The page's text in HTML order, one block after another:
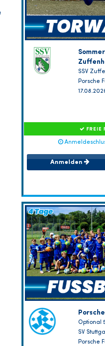
SSV
Porsche
FREIE
Anmelden
Optional
SV
Porsche